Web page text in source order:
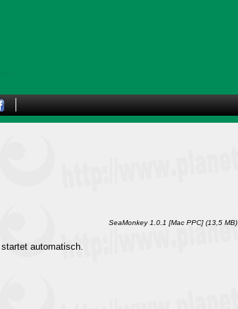
SeaMonkey 1.0.1 [Mac PPC] (13,5 MB)
automatisch.